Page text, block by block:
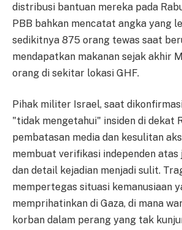
distribusi bantuan mereka pada
PBB bahkan mencatat angka yang
sedikitnya 875 orang tewas saat
mendapatkan makanan sejak akhir
orang di sekitar lokasi GHF.
Pihak militer Israel, saat
"tidak mengetahui" insiden di dekat
pembatasan media dan kesulitan
membuat verifikasi independen atas
dan detail kejadian menjadi sulit.
mempertegas situasi kemanusiaan
memprihatinkan di Gaza, di mana
korban dalam perang yang tak